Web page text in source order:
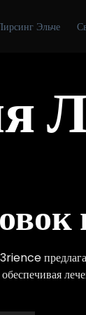
Эльче